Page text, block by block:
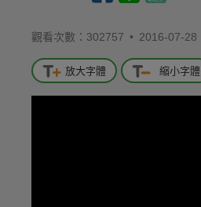
觀看次數：302757 • 2016-07-28
放大字體 縮小字體